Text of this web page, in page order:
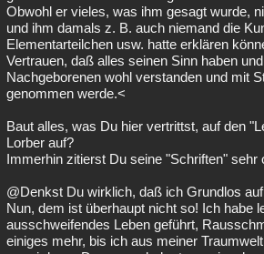
Obwohl er vieles, was ihm gesagt wurde,
und ihm damals z. B. auch niemand die
Elementarteilchen usw. hatte erklären
Vertrauen, daß alles seinen Sinn haben
Nachgeborenen wohl verstanden und mit
genommen werde.<
Baut alles, was Du hier vertrittst, auf den
Lorber auf?
Immerhin zitierst Du seine "Schriften" sehr
@Denkst Du wirklich, daß ich Grundlos
Nun, dem ist überhaupt nicht so! Ich habe
ausschweifendes Leben geführt,
einiges mehr, bis ich aus meiner